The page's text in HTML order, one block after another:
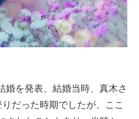
婚を発表、結婚当時、真木さ
だった時期でしたが、ここ